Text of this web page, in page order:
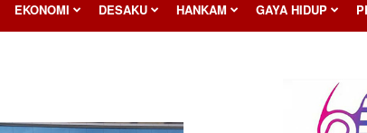
EKONOMI DESAKU HANKAM GAYA HIDUP